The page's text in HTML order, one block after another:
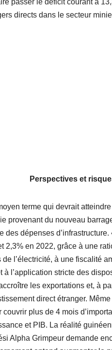
passer le déficit courant à
directs dans le secteur
Perspectives et
terme qui devrait
provenant du nouveau
des dépenses
2,3% en 2022, grâce à une
l’électricité, à une fiscalité
à l’application stricte des
les exportations et, à
direct étranger.
plus de 4 mois
et PIB. La réalité
Alpha Grimpeur demande